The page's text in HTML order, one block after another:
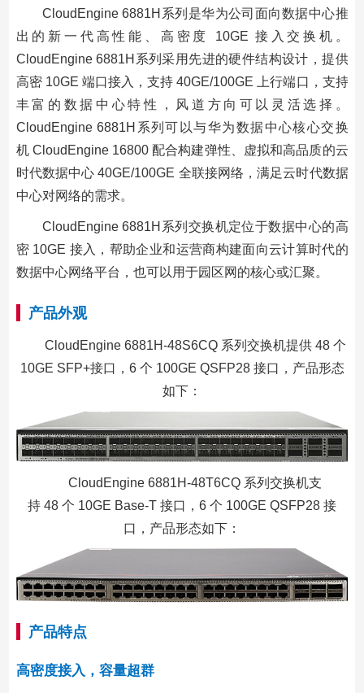
CloudEngine 6881H系列是华为公司面向数据中心推
出的新一代高性能、高密度 10GE 接入交换机。
CloudEngine 6881H系列采用先进的硬件结构设计，提供
高密 10GE 端口接入，支持 40GE/100GE 上行端口，支持
丰富的数据中心特性，风道方向可以灵活选择。
CloudEngine 6881H系列可以与华为数据中心核心交换
机 CloudEngine 16800 配合构建弹性、虚拟和高品质的云
时代数据中心 40GE/100GE 全联接网络，满足云时代数据
中心对网络的需求。
CloudEngine 6881H系列交换机定位于数据中心的高
密 10GE 接入，帮助企业和运营商构建面向云计算时代的
数据中心网络平台，也可以用于园区网的核心或汇聚。
产品外观
CloudEngine 6881H-48S6CQ 系列交换机提供 48 个
10GE SFP+接口，6 个 100GE QSFP28 接口，产品形态
如下：
CloudEngine 6881H-48T6CQ 系列交换机支
持 48 个 10GE Base-T 接口，6 个 100GE QSFP28 接
口，产品形态如下：
产品特点
高密度接入，容量超群